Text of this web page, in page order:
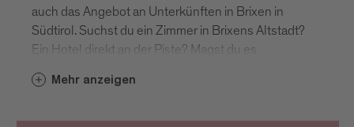
auch das Angebot an Unterkünften in Brixen in
Südtirol. Suchst du ein Zimmer in Brixens Altstadt?
Ein Hotel direkt an der Piste? Magst du es
Bauernhof? Oder schätzt du die individuelle Freiheit
Mehr anzeigen